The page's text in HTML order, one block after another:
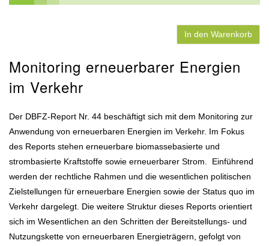
In den Warenkorb
Monitoring erneuerbarer Energien
im Verkehr
Der DBFZ-Report Nr. 44 beschäftigt sich mit dem Monitoring zur
Anwendung von erneuerbaren Energien im Verkehr. Im Fokus
des Reports stehen erneuerbare biomassebasierte und
strombasierte Kraftstoffe sowie erneuerbarer Strom. Einführend
werden der rechtliche Rahmen und die wesentlichen politischen
Zielstellungen für erneuerbare Energien sowie der Status quo im
Verkehr dargelegt. Die weitere Struktur dieses Reports orientiert
sich im Wesentlichen an den Schritten der Bereitstellungs- und
Nutzungskette von erneuerbaren Energieträgern, gefolgt von